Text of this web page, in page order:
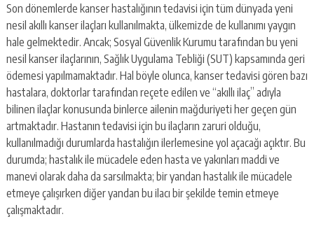
Son dönemlerde kanser hastalığının tedavisi için tüm dünyada yeni
nesil akıllı kanser ilaçları kullanılmakta, ülkemizde de kullanımı yaygın
hale gelmektedir. Ancak; Sosyal Güvenlik Kurumu tarafından bu yeni
nesil kanser ilaçlarının, Sağlık Uygulama Tebliği (SUT) kapsamında geri
ödemesi yapılmamaktadır. Hal böyle olunca, kanser tedavisi gören bazı
hastalara, doktorlar tarafından reçete edilen ve “akıllı ilaç” adıyla
bilinen ilaçlar konusunda binlerce ailenin mağduriyeti her geçen gün
artmaktadır. Hastanın tedavisi için bu ilaçların zaruri olduğu,
kullanılmadığı durumlarda hastalığın ilerlemesine yol açacağı açıktır. Bu
durumda; hastalık ile mücadele eden hasta ve yakınları maddi ve
manevi olarak daha da sarsılmakta; bir yandan hastalık ile mücadele
etmeye çalışırken diğer yandan bu ilacı bir şekilde temin etmeye
çalışmaktadır.